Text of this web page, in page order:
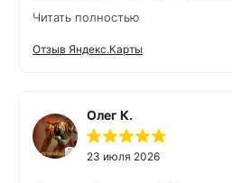
Читать полностью
Отзыв Яндекс.Карты
Олег К.
23 июля 2026